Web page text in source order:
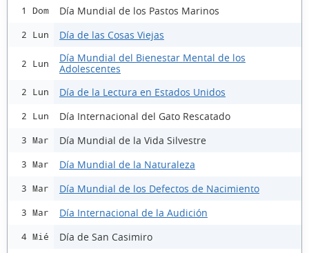
1 Dom Día Mundial de los Pastos Marinos
2 Lun Día de las Cosas Viejas
2 Lun
Día Mundial del Bienestar Mental de los
Adolescentes
2 Lun Día de la Lectura en Estados Unidos
2 Lun Día Internacional del Gato Rescatado
3 Mar Día Mundial de la Vida Silvestre
3 Mar Día Mundial de la Naturaleza
3 Mar Día Mundial de los Defectos de Nacimiento
3 Mar Día Internacional de la Audición
4 Mié Día de San Casimiro